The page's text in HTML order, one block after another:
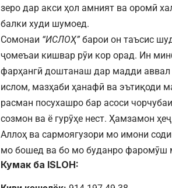
зеро дар акси ҳол амният ва оромӣ
балки худи шумоед.
Сомонаи “ИСЛОҲ”барои он таъсис
ҷомеъаи кишвар рӯи кор орад. Ин
фарҳангӣ доштанаш дар мадди аввал
ислом, мазҳаби ҳанафӣ ва эътиқоди
расман посухашро бар асоси
созмон ва ё гурӯҳе нест. Ҳамзамон
Аллоҳ ва сармоягузори мо имони
мо бошед ва бо мо буданро фаромӯш
Кумак ба ISLOH: